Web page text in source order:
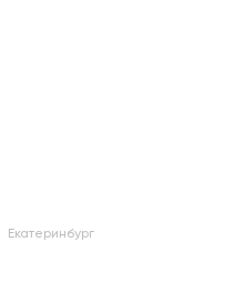
Екатеринбург